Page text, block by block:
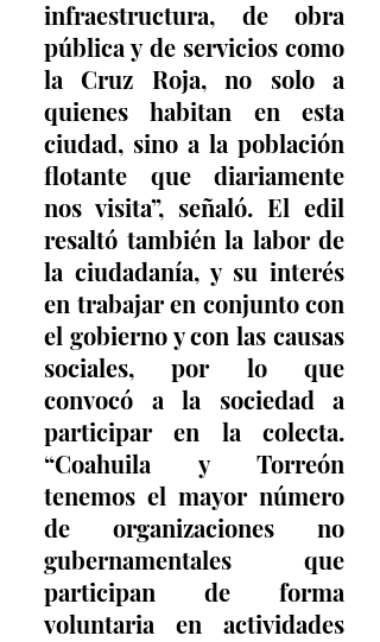
infraestructura, de obra
pública y de servicios como
la Cruz Roja, no solo a
quienes habitan en esta
ciudad, sino a la población
flotante que diariamente
nos visita”, señaló. El edil
resaltó también la labor de
la ciudadanía, y su interés
en trabajar en conjunto con
el gobierno y con las causas
sociales, por lo que
convocó a la sociedad a
participar en la colecta.
“Coahuila y Torreón
tenemos el mayor número
de organizaciones no
gubernamentales que
participan de forma
voluntaria en actividades